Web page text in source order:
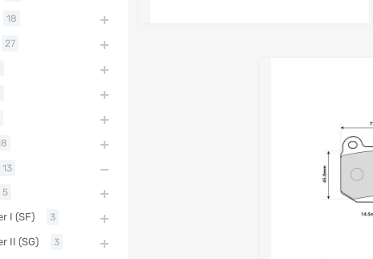
18
27
13
5
I (SF) 3
II (SG) 3